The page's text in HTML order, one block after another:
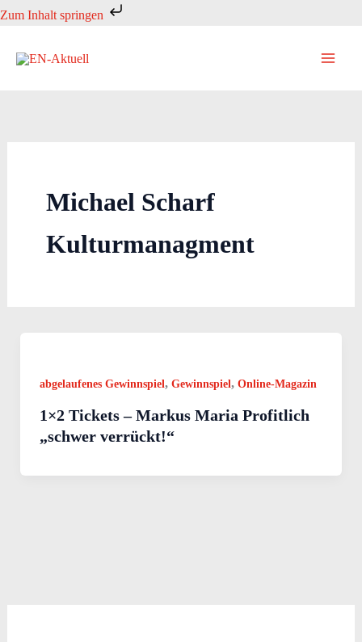
Zum Inhalt springen
Zum
springen
Michael Scharf
Kulturmanagment
abgelaufenes Gewinnspiel, Gewinnspiel, Online-Magazin
1×2 Tickets – Markus Maria Profitlich
„schwer verrückt!“